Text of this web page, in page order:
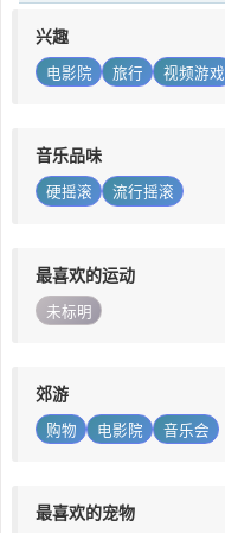
兴趣
电影院 旅行 视频游戏
音乐品味
硬摇滚 流行摇滚
最喜欢的运动
未标明
郊游
购物 电影院 音乐会
最喜欢的宠物